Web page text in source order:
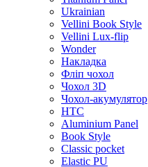
Ukrainian
Vellini Book Style
Vellini Lux-flip
Wonder
Накладка
Фліп чохол
Чохол 3D
Чохол-акумулятор
HTC
Aluminium Panel
Book Style
Classic pocket
Elastic PU